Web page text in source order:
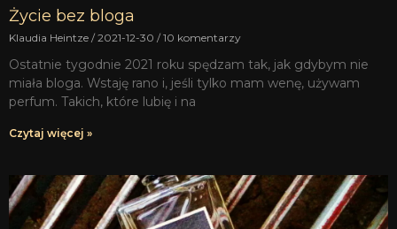
Życie bez bloga
Klaudia Heintze 2021-12-30 10 komentarzy
Ostatnie tygodnie 2021 roku spędzam tak, jak gdybym nie
miała bloga. Wstaję rano i, jeśli tylko mam wenę, używam
perfum. Takich, które lubię i na
Czytaj więcej »